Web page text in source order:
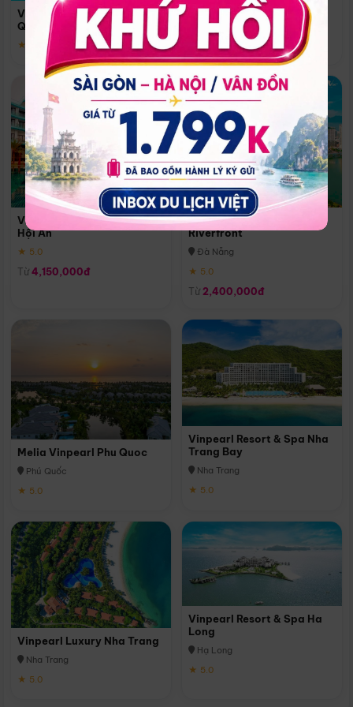
Vinpearl Resort & Spa Phu
Quoc
★ 5.0
Quoc
Phú Quốc
★ 5.0
Vinpearl Resort & Golf Nam
Hội An
★ 5.0
Từ 4,150,000đ
Melia Vinpearl Danang
Riverfront
Đà Nẵng
★ 5.0
Từ 2,400,000đ
Melia Vinpearl Phu Quoc
Phú Quốc
★ 5.0
Vinpearl Resort & Spa Nha
Trang Bay
Nha Trang
★ 5.0
Vinpearl Luxury Nha Trang
Nha Trang
★ 5.0
Vinpearl Resort & Spa Ha
Long
Hạ Long
★ 5.0